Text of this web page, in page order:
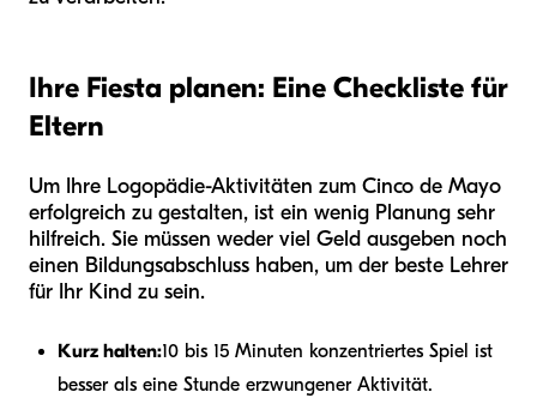
Ihre Fiesta planen: Eine Checkliste für
Eltern
Um Ihre Logopädie-Aktivitäten zum Cinco de Mayo
erfolgreich zu gestalten, ist ein wenig Planung sehr
hilfreich. Sie müssen weder viel Geld ausgeben noch
einen Bildungsabschluss haben, um der beste Lehrer
für Ihr Kind zu sein.
Kurz halten:10 bis 15 Minuten konzentriertes Spiel ist
besser als eine Stunde erzwungener Aktivität.